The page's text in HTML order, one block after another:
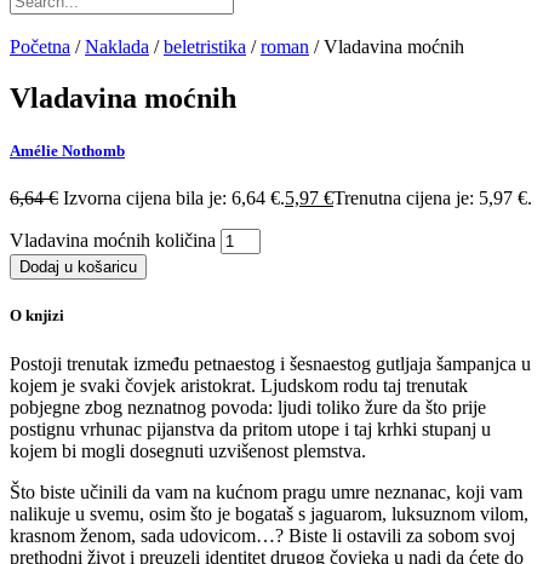
Početna /Naklada /beletristika /roman / Vladavina moćnih
Vladavina moćnih
Amélie Nothomb
6,64€ Izvorna cijena bila je: 6,64 €.5,97 €Trenutna cijena je: 5,97 €.
Vladavina moćnih količina
Dodaj u košaricu
O knjizi
Postoji trenutak između petnaestog i šesnaestog gutljaja šampanjca u
kojem je svaki čovjek aristokrat. Ljudskom rodu taj trenutak
pobjegne zbog neznatnog povoda: ljudi toliko žure da što prije
postignu vrhunac pijanstva da pritom utope i taj krhki stupanj u
kojem bi mogli dosegnuti uzvišenost plemstva.
Što biste učinili da vam na kućnom pragu umre neznanac, koji vam
nalikuje u svemu, osim što je bogataš s jaguarom, luksuznom vilom,
krasnom ženom, sada udovicom…? Biste li ostavili za sobom svoj
prethodni život i preuzeli identitet drugog čovjeka u nadi da ćete do